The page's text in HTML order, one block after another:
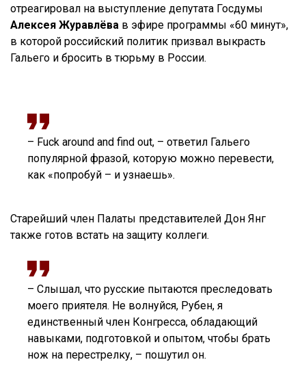
отреагировал на выступление депутата Госдумы
Алексея Журавлёва в эфире программы «60 минут»,
в которой российский политик призвал выкрасть
Гальего и бросить в тюрьму в России.
– Fuck around and find out, – ответил Гальего
популярной фразой, которую можно перевести,
как «попробуй – и узнаешь».
Старейший член Палаты представителей Дон Янг
также готов встать на защиту коллеги.
– Слышал, что русские пытаются преследовать
моего приятеля. Не волнуйся, Рубен, я
единственный член Конгресса, обладающий
навыками, подготовкой и опытом, чтобы брать
нож на перестрелку, – пошутил он.